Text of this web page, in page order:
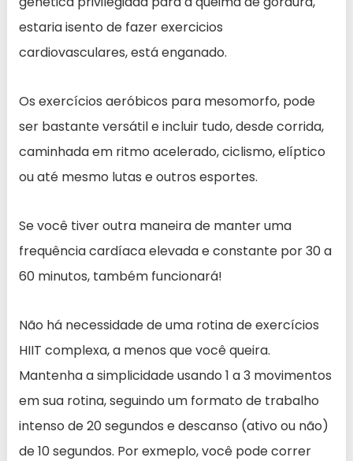
estaria isento de fazer exercicios
cardiovasculares, está enganado.
Os exercícios aeróbicos para mesomorfo, pode
ser bastante versátil e incluir tudo, desde corrida,
caminhada em ritmo acelerado, ciclismo, elíptico
ou até mesmo lutas e outros esportes.
Se você tiver outra maneira de manter uma
frequência cardíaca elevada e constante por 30 a
60 minutos, também funcionará!
Não há necessidade de uma rotina de exercícios
HIIT complexa, a menos que você queira.
Mantenha a simplicidade usando 1 a 3 movimentos
em sua rotina, seguindo um formato de trabalho
intenso de 20 segundos e descanso (ativo ou não)
de 10 segundos. Por exmeplo, você pode correr